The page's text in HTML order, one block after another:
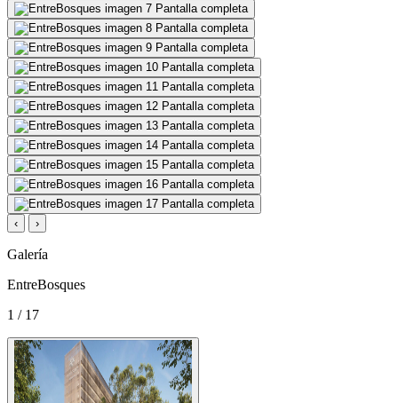
Pantalla completa
Pantalla completa
Pantalla completa
Pantalla completa
Pantalla completa
Pantalla completa
Pantalla completa
Pantalla completa
Pantalla completa
Pantalla completa
Pantalla completa
‹
›
Galería
EntreBosques
1 / 17